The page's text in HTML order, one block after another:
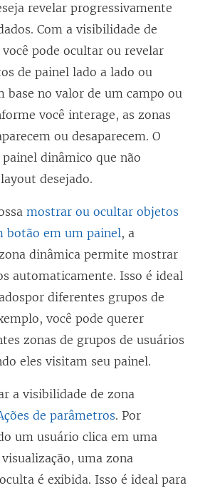
revelar progressivamente
Com a visibilidade de
pode ocultar ou revelar
de painel lado a lado ou
base no valor de um campo ou
você interage, as zonas
ou desaparecem. O
dinâmico que não
desejado.
mostrar ou ocultar objetos
botão em um painel, a
dinâmica permite mostrar
automaticamente. Isso é ideal
diferentes grupos de
você pode querer
zonas de grupos de usuários
eles visitam seu painel.
a visibilidade de zona
de parâmetros. Por
um usuário clica em uma
uma zona
é exibida. Isso é ideal para